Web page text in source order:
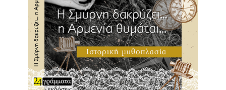
κοινότητας, που αν και δημοσίως παραμένουν
ανομολόγητα, δεν παύουν να ασκούν καταλυτική
επίδραση στους πάντες. Γυρίζοντας στο νησί, στον φάρο
και στα παιδικά του χρόνια, ο Μάριος θα ανακαλύψει
μέσα από τα μισόλογα και τους υπαινιγμούς των
παλαιότερων τα ημαρτημένα του πατέρα του. Παρόλα
αυτά, ο έρωτας που έφερε τον Μάριο στον γενέθλιο τόπο